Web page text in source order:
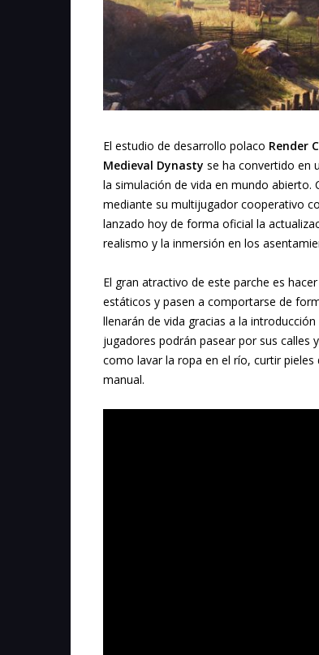
El estudio de desarrollo polaco Render
Medieval Dynasty se ha convertido en
la simulación de vida en mundo
mediante su multijugador cooperativo
lanzado hoy de forma oficial la
realismo y la inmersión en los
El gran atractivo de este parche es
estáticos y pasen a comportarse de
llenarán de vida gracias a la introducción
jugadores podrán pasear por sus calles
como lavar la ropa en el río, curtir
manual.